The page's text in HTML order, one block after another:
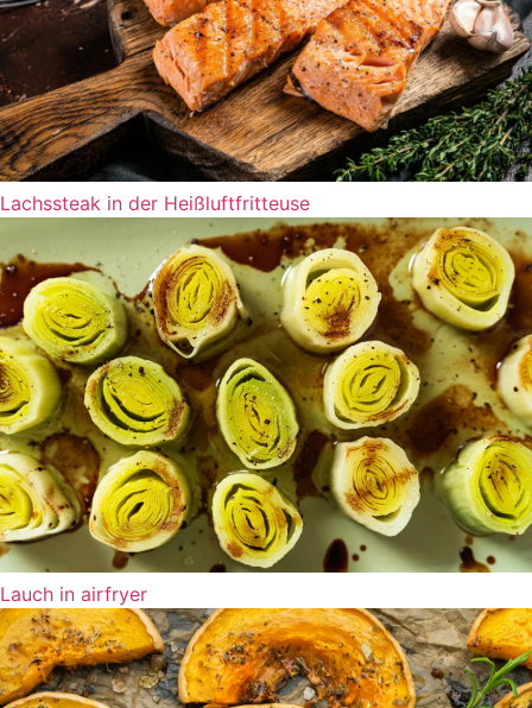
Lachssteak in der Heißluftfritteuse
Lauch in airfryer